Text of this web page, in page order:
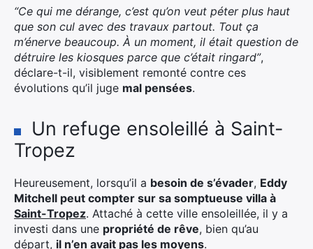
“Ce qui me dérange, c’est qu’on veut péter plus haut
que son cul avec des travaux partout. Tout ça
m’énerve beaucoup. À un moment, il était question de
détruire les kiosques parce que c’était ringard”,
déclare-t-il, visiblement remonté contre ces
évolutions qu’il juge mal pensées.
Un refuge ensoleillé à Saint-
Tropez
Heureusement, lorsqu’il a besoin de s’évader, Eddy
Mitchell peut compter sur sa somptueuse villa à
Saint-Tropez. Attaché à cette ville ensoleillée, il y a
investi dans une propriété de rêve, bien qu’au
départ, il n’en avait pas les moyens.